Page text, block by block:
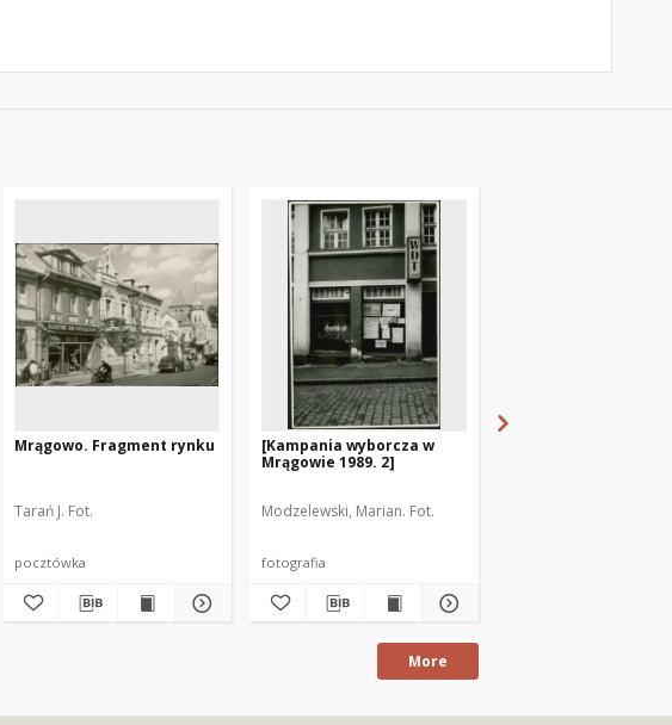
Mrągowo. Fragment rynku
Tarań J. Fot.
pocztówka
[Kampania wyborcza w
Mrągowie 1989. 2]
Modzelewski, Marian. Fot.
fotografia
More